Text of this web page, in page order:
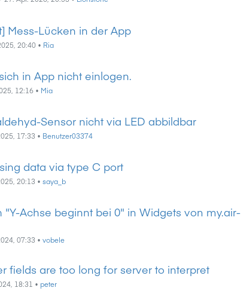
Mess-Lücken in der App
20:40 • Ria
in App nicht einlogen.
12:16 • Mia
Sensor nicht via LED abbildbar
17:33 • Benutzer03374
data via type C port
20:13 • saya_b
"Y-Achse beginnt bei 0" in Widgets von my.air-
07:33 • vobele
fields are too long for server to interpret
18:31 • peter